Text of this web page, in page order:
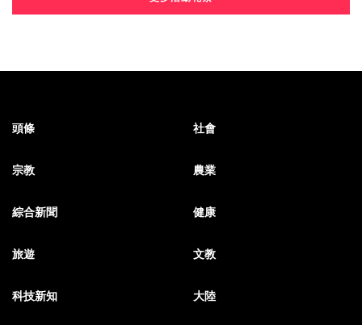
頭條 社會
宗教 農業
綜合新聞 健康
旅遊 文教
科技新知 大陸